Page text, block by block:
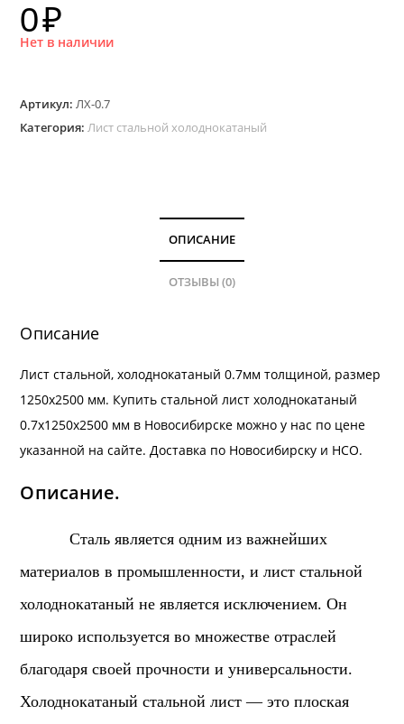
0₽
Нет в наличии
Артикул:ЛХ-0.7
Категория:Лист стальной холоднокатаный
ОПИСАНИЕ
ОТЗЫВЫ (0)
Описание
Лист стальной, холоднокатаный 0.7мм толщиной, размер
1250х2500 мм. Купить стальной лист холоднокатаный
0.7х1250х2500 мм в Новосибирске можно у нас по цене
указанной на сайте.Доставка по Новосибирску и НСО.
Описание.
Сталь является одним из важнейших
материалов в промышленности, и лист стальной
холоднокатаный не является исключением. Он
широко используется во множестве отраслей
благодаря своей прочности и универсальности.
Холоднокатаный стальной лист — это плоская